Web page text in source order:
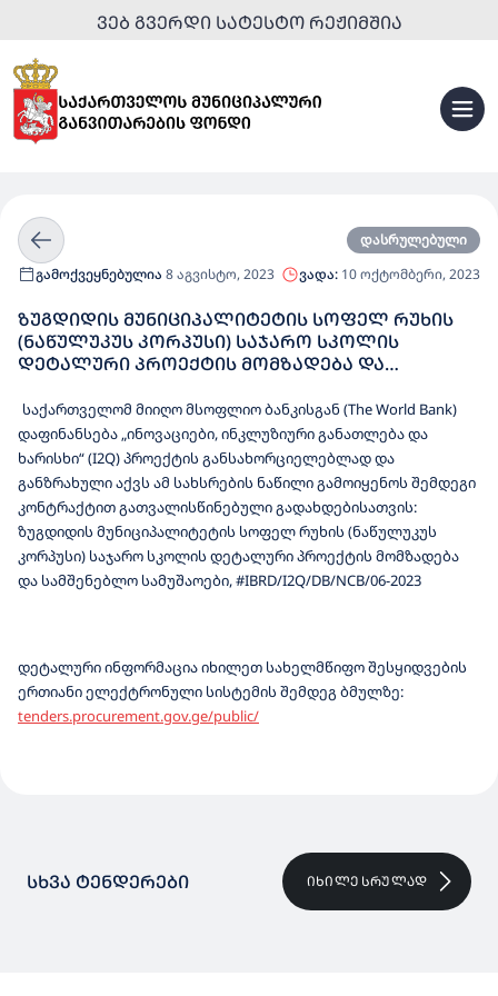
ᲕᲔᲑ ᲒᲕᲔᲠᲓᲘ ᲡᲐᲢᲔᲡᲢᲝ ᲠᲔᲟᲘᲛᲨᲘᲐ
დასრულებული
გამოქვეყნებულია 8 აგვისტო, 2023 ვადა: 10 ოქტომბერი, 2023
ᲖᲣᲒᲓᲘᲓᲘᲡ ᲛᲣᲜᲘᲪᲘᲞᲐᲚᲘᲢᲔᲢᲘᲡ ᲡᲝᲤᲔᲚ ᲠᲣᲮᲘᲡ
(ᲜᲐᲬᲣᲚᲣᲙᲣᲡ ᲙᲝᲠᲞᲣᲡᲘ) ᲡᲐᲯᲐᲠᲝ ᲡᲙᲝᲚᲘᲡ
ᲓᲔᲢᲐᲚᲣᲠᲘ ᲞᲠᲝᲔᲥᲢᲘᲡ ᲛᲝᲛᲖᲐᲓᲔᲑᲐ ᲓᲐ
საქართველომ მიიღო მსოფლიო ბანკისგან (The World Bank)
დაფინანსება „ინოვაციები, ინკლუზიური განათლება და
ხარისხი“ (I2Q) პროექტის განსახორციელებლად და
განზრახული აქვს ამ სახსრების ნაწილი გამოიყენოს შემდეგი
კონტრაქტით გათვალისწინებული გადახდებისათვის:
ზუგდიდის მუნიციპალიტეტის სოფელ რუხის (ნაწულუკუს
კორპუსი) საჯარო სკოლის დეტალური პროექტის მომზადება
და სამშენებლო სამუშაოები, #IBRD/I2Q/DB/NCB/06-2023
დეტალური ინფორმაცია იხილეთ სახელმწიფო შესყიდვების
ერთიანი ელექტრონული სისტემის შემდეგ ბმულზე:
tenders.procurement.gov.ge/public/
ᲡᲮᲕᲐ ᲢᲔᲜᲓᲔᲠᲔᲑᲘ ᲘᲮᲘᲚᲔ ᲡᲠᲣᲚᲐᲓ